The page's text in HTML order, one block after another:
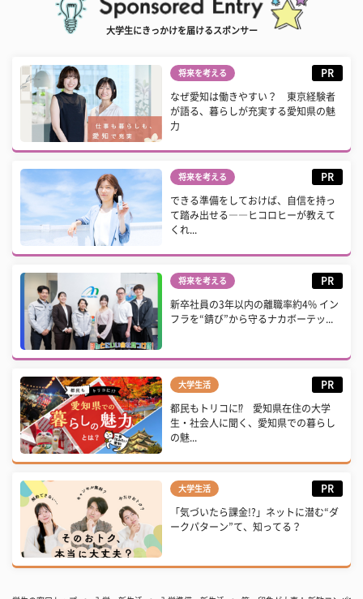
大学生にきっかけを届けるスポンサー
将来を考える PR
なぜ愛知は働きやすい？ 東京経験者
が語る、暮らしが充実する愛知県の魅
力
将来を考える PR
できる準備をしておけば、自信を持っ
て踏み出せる――ヒコロヒーが教えて
くれ...
将来を考える PR
新卒社員の3年以内の離職率約4% イン
フラを“錆び”から守るナカボーテッ...
大学生活 PR
都民もトリコに⁉ 愛知県在住の大学
生・社会人に聞く、愛知県での暮らし
の魅...
大学生活 PR
「気づいたら課金!?」ネットに潜む“ダ
ークパターン”て、知ってる？